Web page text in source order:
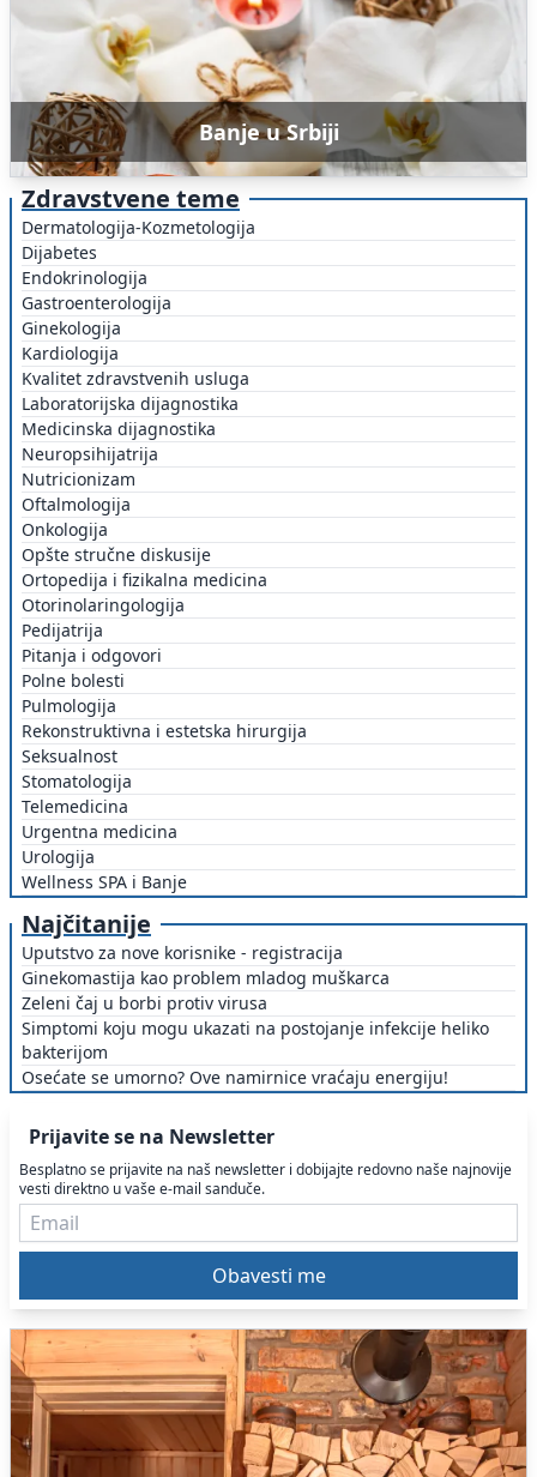
Banje u Srbiji
Zdravstvene teme
Dermatologija-Kozmetologija
Dijabetes
Endokrinologija
Gastroenterologija
Ginekologija
Kardiologija
Kvalitet zdravstvenih usluga
Laboratorijska dijagnostika
Medicinska dijagnostika
Neuropsihijatrija
Nutricionizam
Oftalmologija
Onkologija
Opšte stručne diskusije
Ortopedija i fizikalna medicina
Otorinolaringologija
Pedijatrija
Pitanja i odgovori
Polne bolesti
Pulmologija
Rekonstruktivna i estetska hirurgija
Seksualnost
Stomatologija
Telemedicina
Urgentna medicina
Urologija
Wellness SPA i Banje
Najčitanije
Uputstvo za nove korisnike - registracija
Ginekomastija kao problem mladog muškarca
Zeleni čaj u borbi protiv virusa
Simptomi koju mogu ukazati na postojanje infekcije heliko
bakterijom
Osećate se umorno? Ove namirnice vraćaju energiju!
Prijavite se na Newsletter
Besplatno se prijavite na naš newsletter i dobijajte redovno naše najnovije
vesti direktno u vaše e-mail sanduče.